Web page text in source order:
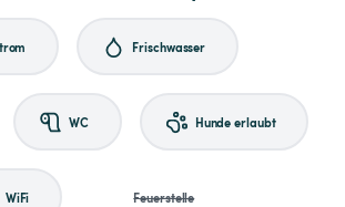
Frischwasser
WC Hunde erlaubt
WiFi Feuerstelle